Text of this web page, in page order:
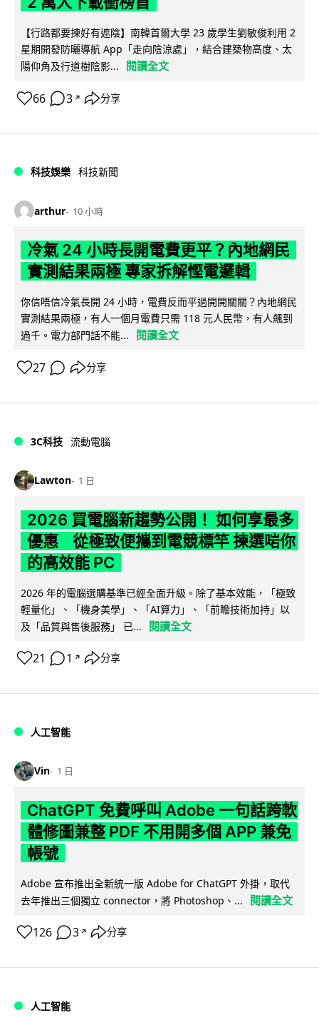
【行路都要揀好有遮陰】南韓首爾大學 23 歲學生劉敏俊利用 2
星期開發防曬導航 App「走向陰涼處」，結合建築物高度、太
陽仰角及行道樹陰影...
閱讀全文
66 3 ↗ 分享
科技娛樂 科技新聞
arthur 10 小時
冷氣 24 小時長開電費更平？內地網民
實測結果兩極 專家拆解慳電邏輯
你信唔信冷氣長開 24 小時，電費反而平過開開關關？內地網民
實測結果兩極，有人一個月電費只需 118 元人民幣，有人飆到
過千。電力部門話不能...
閱讀全文
27 分享
3C科技 流動電腦
Lawton 1 日
2026 買電腦新趨勢公開！ 如何享最多
優惠 從極致便攜到電競標竿 揀選啱你
的高效能 PC
2026 年的電腦選購基準已經全面升級。除了基本效能，「極致
輕量化」、「機身美學」、「AI算力」、「前瞻技術加持」以
及「品質與售後服務」 已...
閱讀全文
21 1 ↗ 分享
人工智能
Vin 1 日
ChatGPT 免費呼叫 Adobe 一句話跨軟
體修圖兼整 PDF 不用開多個 APP 兼免
帳號
Adobe 宣布推出全新統一版 Adobe for ChatGPT 外掛，取代
去年推出三個獨立 connector，將 Photoshop、...
閱讀全文
126 3 ↗ 分享
人工智能